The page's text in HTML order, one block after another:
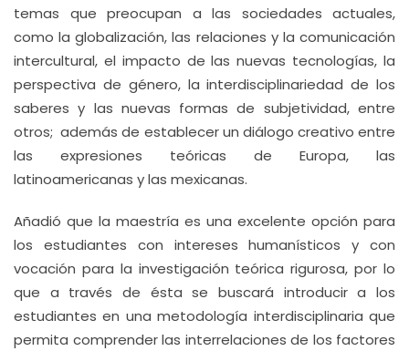
temas que preocupan a las sociedades actuales,
como la globalización, las relaciones y la comunicación
intercultural, el impacto de las nuevas tecnologías, la
perspectiva de género, la interdisciplinariedad de los
saberes y las nuevas formas de subjetividad, entre
otros; además de establecer un diálogo creativo entre
las expresiones teóricas de Europa, las
latinoamericanas y las mexicanas.
Añadió que la maestría es una excelente opción para
los estudiantes con intereses humanísticos y con
vocación para la investigación teórica rigurosa, por lo
que a través de ésta se buscará introducir a los
estudiantes en una metodología interdisciplinaria que
permita comprender las interrelaciones de los factores